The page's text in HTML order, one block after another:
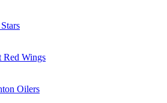
Red Wings
Oilers